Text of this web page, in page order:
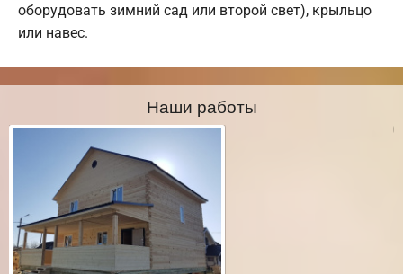
оборудовать зимний сад или второй свет), крыльцо
или навес.
Наши работы